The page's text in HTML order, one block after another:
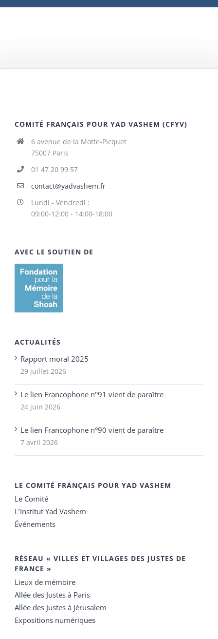
COMITÉ FRANÇAIS POUR YAD VASHEM (CFYV)
6 avenue de la Motte-Picquet
75007 Paris
01 47 20 99 57
contact@yadvashem.fr
Lundi - Vendredi :
09:00-12:00 - 14:00-18:00
AVEC LE SOUTIEN DE
ACTUALITÉS
Rapport moral 2025
29 juillet 2026
Le lien Francophone n°91 vient de paraître
24 juin 2026
Le lien Francophone n°90 vient de paraître
7 avril 2026
LE COMITÉ FRANÇAIS POUR YAD VASHEM
Le Comité
L’Institut Yad Vashem
Événements
RÉSEAU « VILLES ET VILLAGES DES JUSTES DE
FRANCE »
Lieux de mémoire
Allée des Justes à Paris
Allée des Justes à Jérusalem
Expositions numériques